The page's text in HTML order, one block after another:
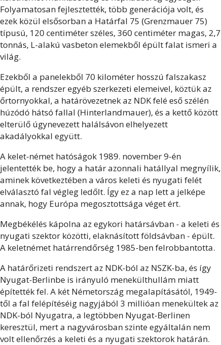
Folyamatosan fejlesztették, több generációja volt, és
ezek közül elsősorban a Határfal 75 (Grenzmauer 75)
típusú, 120 centiméter széles, 360 centiméter magas, 2,7
tonnás, L-alakú vasbeton elemekből épült falat ismeri a
világ.
Ezekből a panelekből 70 kilométer hosszú falszakasz
épült, a rendszer egyéb szerkezeti elemeivel, köztük az
őrtornyokkal, a határövezetnek az NDK felé eső szélén
húzódó hátsó fallal (Hinterlandmauer), és a kettő között
elterülő úgynevezett halálsávon elhelyezett
akadályokkal együtt.
A kelet-német hatóságok 1989. november 9-én
jelentették be, hogy a határ azonnali hatállyal megnyílik,
aminek következtében a város keleti és nyugati felét
elválasztó fal végleg ledőlt. Így ez a nap lett a jelképe
annak, hogy Európa megosztottsága véget ért.
Megbékélés kápolna az egykori határsávban - a keleti és
nyugati szektor közötti, elaknásított földsávban - épült.
A keletnémet határrendőrség 1985-ben felrobbantotta.
A határőrizeti rendszert az NDK-ból az NSZK-ba, és így
Nyugat-Berlinbe is irányuló menekülthullám miatt
építették fel. A két Németország megalapításától, 1949-
től a fal felépítéséig nagyjából 3 millióan menekültek az
NDK-ból Nyugatra, a legtöbben Nyugat-Berlinen
keresztül, mert a nagyvárosban szinte egyáltalán nem
volt ellenőrzés a keleti és a nyugati szektorok határán.